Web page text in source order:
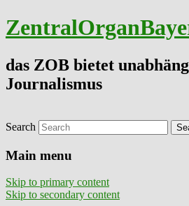
das ZOB bietet
Journalismus
Search
Main menu
Skip to primary content
Skip to secondary content